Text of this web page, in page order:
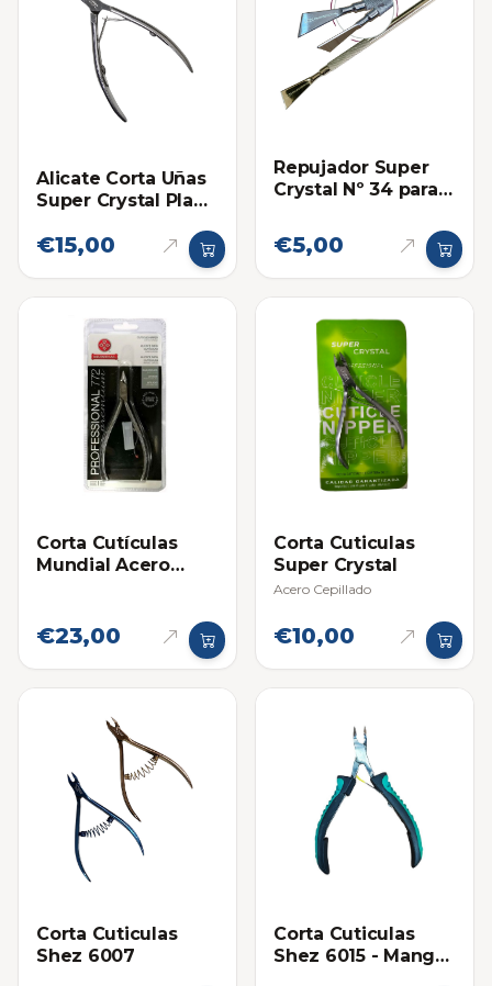
Alicate Corta Uñas
Super Crystal Plano
€15,00
Repujador Super
Crystal Nº 34 para
Profesional
€5,00
Corta Cutículas
Mundial Acero
€23,00
Corta Cuticulas
Super Crystal
Acero Cepillado
€10,00
Corta Cuticulas
Shez 6007
Corta Cuticulas
Shez 6015 - Mango